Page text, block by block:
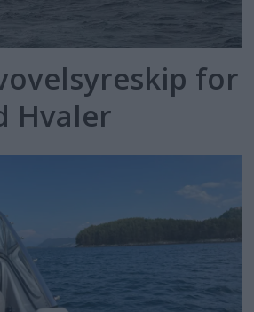
for
Hvaler